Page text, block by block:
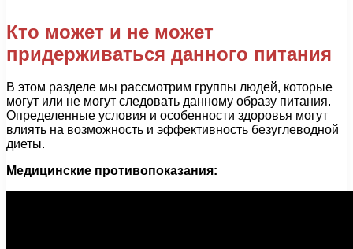
Кто может и не может
придерживаться данного питания
В этом разделе мы рассмотрим группы людей, которые
могут или не могут следовать данному образу питания.
Определенные условия и особенности здоровья могут
влиять на возможность и эффективность безуглеводной
диеты.
Медицинские противопоказания: